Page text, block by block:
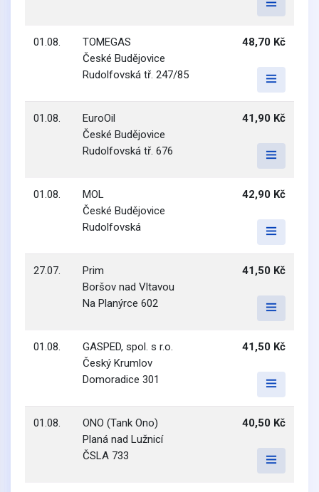
01.08.
TOMEGAS
České Budějovice
Rudolfovská tř. 247/85
48,70 Kč
01.08.
EuroOil
České Budějovice
Rudolfovská tř. 676
41,90 Kč
01.08.
MOL
České Budějovice
Rudolfovská
42,90 Kč
27.07.
Prim
Boršov nad Vltavou
Na Planýrce 602
41,50 Kč
01.08.
GASPED, spol. s r.o.
Český Krumlov
Domoradice 301
41,50 Kč
01.08.
ONO (Tank Ono)
Planá nad Lužnicí
ČSLA 733
40,50 Kč